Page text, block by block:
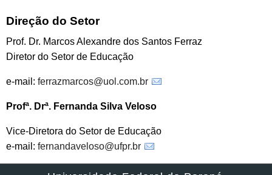
Direção do Setor
Prof. Dr. Marcos Alexandre dos Santos Ferraz
Diretor do Setor de Educação
e-mail: ferrazmarcos@uol.com.br
Profª. Drª. Fernanda Silva Veloso
Vice-Diretora do Setor de Educação
e-mail: fernandaveloso@ufpr.br